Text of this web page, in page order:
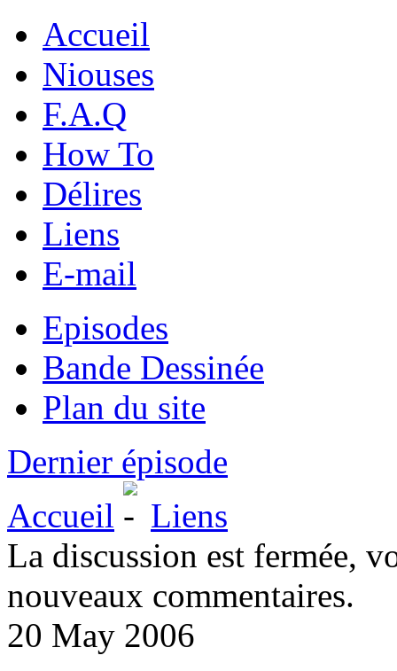
Accueil
Niouses
F.A.Q
How To
Délires
Liens
E-mail
Episodes
Bande Dessinée
Plan du site
Dernier épisode
Accueil
Liens
La discussion est fermée,
nouveaux commentaires.
20 May 2006